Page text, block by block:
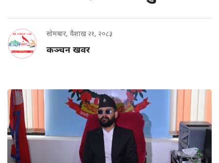
सोमबार, वैशाख २१, २०८३
कञ्चन खवर